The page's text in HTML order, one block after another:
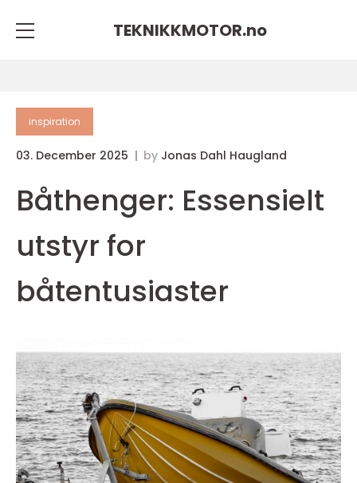
TEKNIKKMOTOR.no
inspiration
03. December 2025 by Jonas Dahl Haugland
Båthenger: Essensielt
utstyr for
båtentusiaster